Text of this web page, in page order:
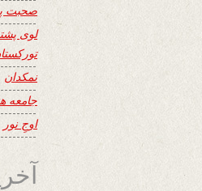
صحبت
لوی
نمکدان
جامعه
اوجِ نور